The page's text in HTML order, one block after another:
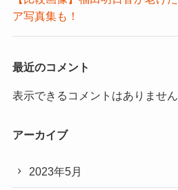
ア写真集も！
最近のコメント
表示できるコメントはありません
アーカイブ
2023年5月